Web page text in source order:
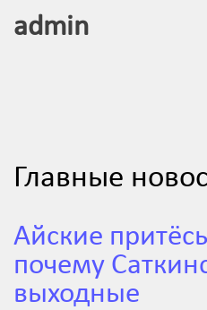
admin
Главные
Айские
почему
выходные